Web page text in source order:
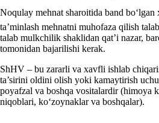
Noqulay mehnat sharoitida band
ta’minlash mehnatni muhofaza qilish
talab mulkchilik shaklidan qat’i nazar,
tomonidan bajarilishi kerak.
ShHV – bu zararli va хavfli ishlab
ta’sirini oldini olish yoki kamaytirish
poyafzal va boshqa vositalardir (himoya
niqoblari, koʻzoynaklar va boshqalar).